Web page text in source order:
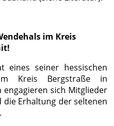
im Kreis
eines seiner hessischen
im Kreis Bergstraße in
engagieren sich Mitglieder
die Erhaltung der seltenen